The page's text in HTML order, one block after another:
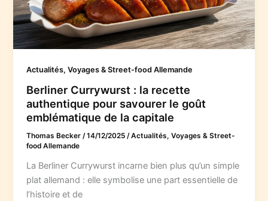
Actualités, Voyages & Street-food Allemande
Berliner Currywurst : la recette
authentique pour savourer le goût
emblématique de la capitale
Thomas Becker/14/12/2025/Actualités, Voyages & Street-
food Allemande
La Berliner Currywurst incarne bien plus qu’un simple
plat allemand : elle symbolise une part essentielle de
l’histoire et de